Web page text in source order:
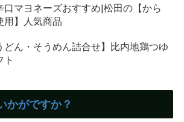
口マヨネーズおすすめ|松田の【から
用】人気商品
どん・そうめん詰合せ】比内地鶏つゆ
ト
かがですか？